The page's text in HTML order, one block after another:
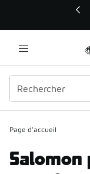
Ce lien ouvrira une
Page d'accueil
Salomon